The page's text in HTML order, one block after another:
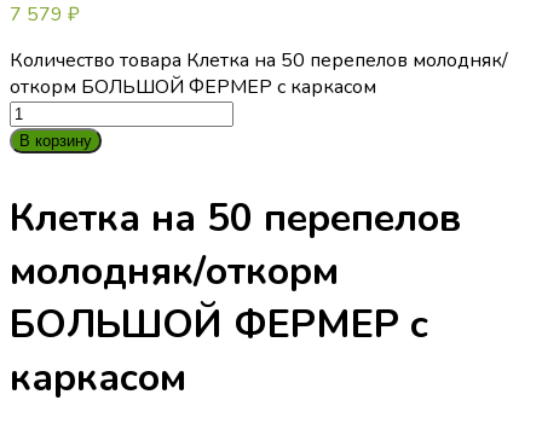
7 579 ₽
Количество товара Клетка на 50 перепелов молодняк/
откорм БОЛЬШОЙ ФЕРМЕР с каркасом
В корзину
Клетка на 50 перепелов
молодняк/откорм
БОЛЬШОЙ ФЕРМЕР с
каркасом